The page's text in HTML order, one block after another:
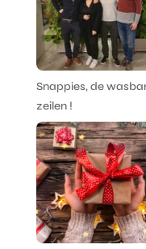
Snappies, de
zeilen !